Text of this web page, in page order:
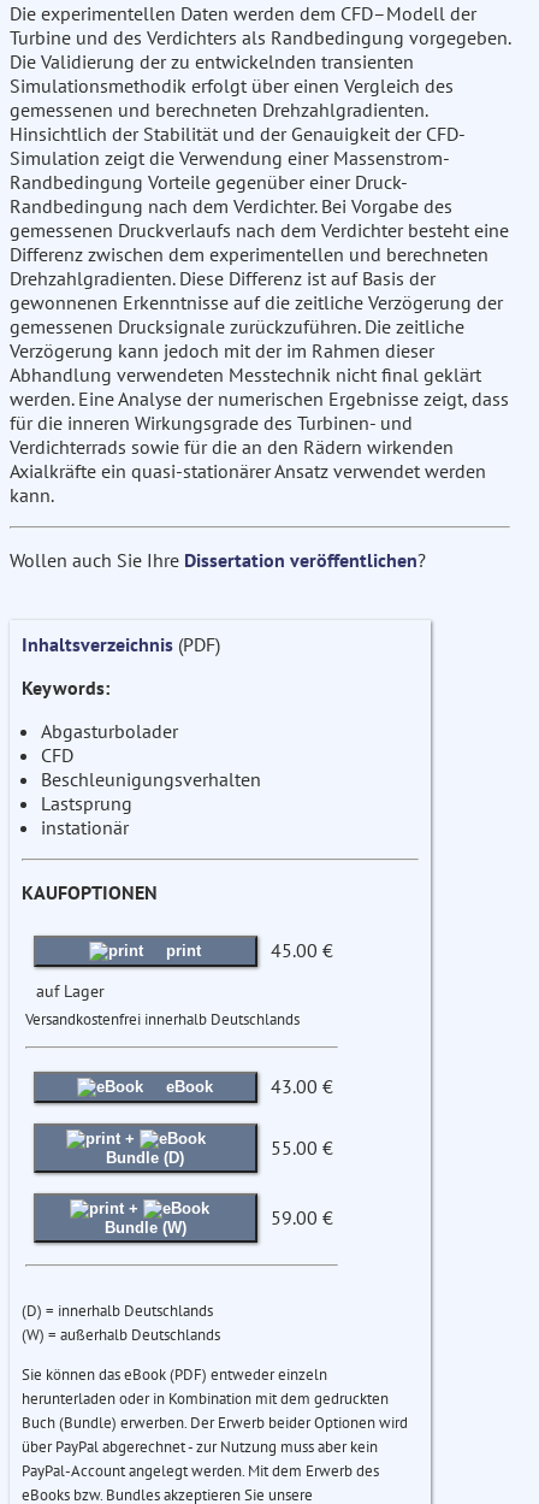
Die experimentellen Daten werden dem CFD–Modell der
Turbine und des Verdichters als Randbedingung vorgegeben.
Die Validierung der zu entwickelnden transienten
Simulationsmethodik erfolgt über einen Vergleich des
gemessenen und berechneten Drehzahlgradienten.
Hinsichtlich der Stabilität und der Genauigkeit der CFD-
Simulation zeigt die Verwendung einer Massenstrom-
Randbedingung Vorteile gegenüber einer Druck-
Randbedingung nach dem Verdichter. Bei Vorgabe des
gemessenen Druckverlaufs nach dem Verdichter besteht eine
Differenz zwischen dem experimentellen und berechneten
Drehzahlgradienten. Diese Differenz ist auf Basis der
gewonnenen Erkenntnisse auf die zeitliche Verzögerung der
gemessenen Drucksignale zurückzuführen. Die zeitliche
Verzögerung kann jedoch mit der im Rahmen dieser
Abhandlung verwendeten Messtechnik nicht final geklärt
werden. Eine Analyse der numerischen Ergebnisse zeigt, dass
für die inneren Wirkungsgrade des Turbinen- und
Verdichterrads sowie für die an den Rädern wirkenden
Axialkräfte ein quasi-stationärer Ansatz verwendet werden
kann.
Wollen auch Sie Ihre Dissertation veröffentlichen?
Inhaltsverzeichnis (PDF)
Keywords:
Abgasturbolader
CFD
Beschleunigungsverhalten
Lastsprung
instationär
KAUFOPTIONEN
print 45.00 €
auf Lager
Versandkostenfrei innerhalb Deutschlands
eBook 43.00 €
+
Bundle (D)
55.00 €
+
Bundle (W)
59.00 €
(D) = innerhalb Deutschlands
(W) = außerhalb Deutschlands
Sie können das eBook (PDF) entweder einzeln
herunterladen oder in Kombination mit dem gedruckten
Buch (Bundle) erwerben. Der Erwerb beider Optionen wird
über PayPal abgerechnet - zur Nutzung muss aber kein
PayPal-Account angelegt werden. Mit dem Erwerb des
eBooks bzw. Bundles akzeptieren Sie unsere